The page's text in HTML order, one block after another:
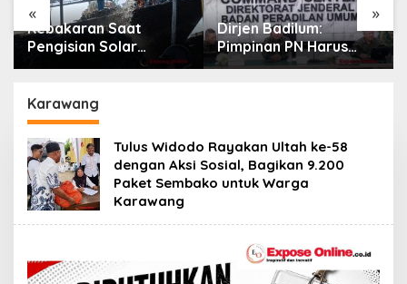
« »
Saat
Solar
Hangus,
Usut
Dirjen Badilum:
Pimpinan PN Harus
Utamakan
30
Karawang
Tulus Widodo Rayakan Ultah ke-58
dengan Aksi Sosial, Bagikan 9.200
Paket Sembako untuk Warga
Karawang